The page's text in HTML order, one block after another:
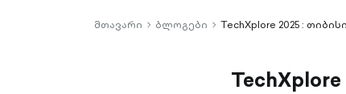
მთავარი chevron-
ბლოგები chevron-
TechXplore 2025 :